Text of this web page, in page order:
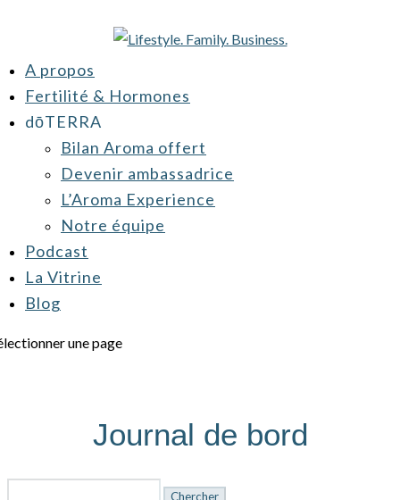
A propos
Fertilité & Hormones
dōTERRA
Bilan Aroma offert
Devenir ambassadrice
L’Aroma Experience
Notre équipe
Podcast
La Vitrine
Blog
une page
Journal de bord